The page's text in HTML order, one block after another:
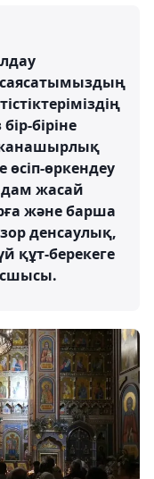
саясатымыздың
біріне
жанашырлық
өркендеу
жасай
және барша
денсаулық,
құт-берекеге